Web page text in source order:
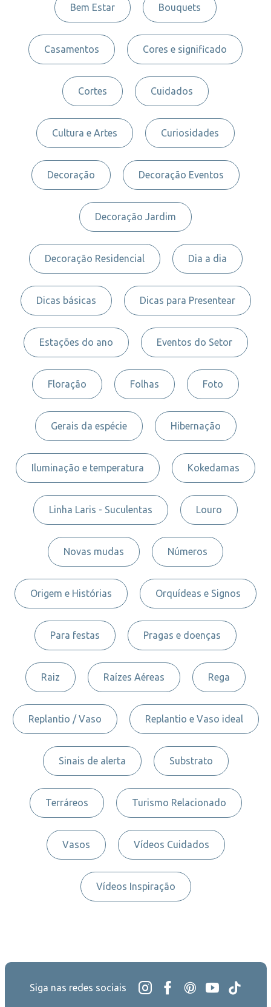
Bem Estar Bouquets
Casamentos Cores e significado
Cortes Cuidados
Cultura e Artes Curiosidades
Decoração Decoração Eventos
Decoração Jardim
Decoração Residencial Dia a dia
Dicas básicas Dicas para Presentear
Estações do ano Eventos do Setor
Floração Folhas Foto
Gerais da espécie Hibernação
Iluminação e temperatura Kokedamas
Linha Laris - Suculentas Louro
Novas mudas Números
Origem e Histórias Orquídeas e Signos
Para festas Pragas e doenças
Raiz Raízes Aéreas Rega
Replantio / Vaso Replantio e Vaso ideal
Sinais de alerta Substrato
Terráreos Turismo Relacionado
Vasos Vídeos Cuidados
Vídeos Inspiração
Siga nas redes sociais